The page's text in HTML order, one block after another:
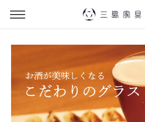
カテゴリー
ブランドから探す
問い合わせ
当店について